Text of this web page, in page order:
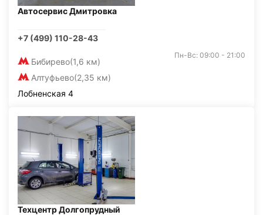
Автосервис Дмитровка
+7 (499) 110-28-43
Бибирево(1,6 км)
Алтуфьево(2,35 км)
Пн-Вс: 09:00 - 21:00
Лобненская 4
Техцентр Долгопрудный